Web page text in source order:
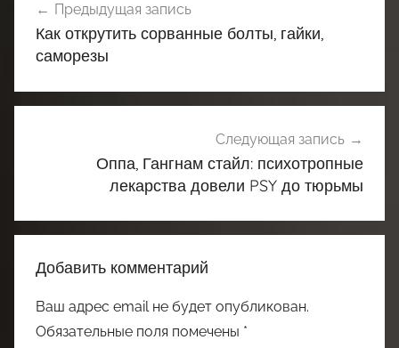
по
записям
Предыдущая запись
Как открутить сорванные болты, гайки,
саморезы
Следующая запись
Оппа, Гангнам стайл: психотропные
лекарства довели PSY до тюрьмы
Добавить комментарий
Ваш адрес email не будет опубликован.
Обязательные поля помечены *